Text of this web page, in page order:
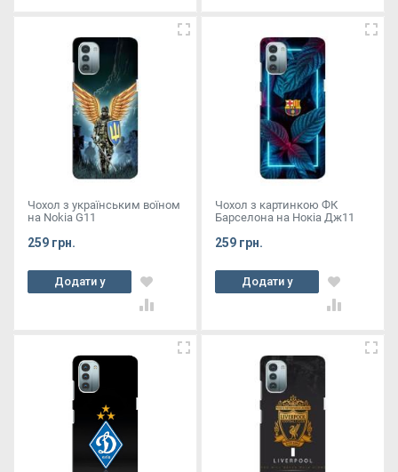
Чохол з українським воїном
на Nokia G11
259 грн.
Додати у
кошик
Чохол з картинкою ФК
Барселона на Нокіа Дж11
259 грн.
Додати у
кошик